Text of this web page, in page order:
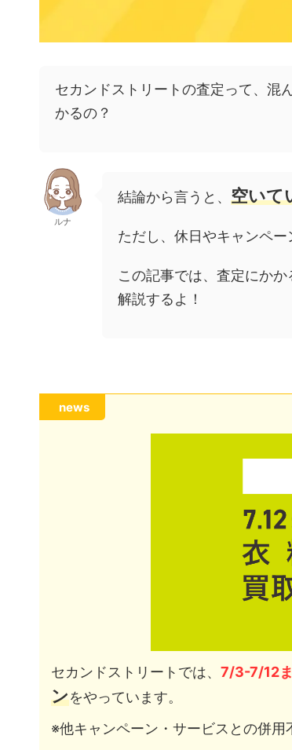
セカンドストリートの査定って、混
かるの？
ルナ
結論から言うと、 空いて
ただし、休日やキャンペー
この記事では、査定にかか
解説するよ！
news
セカンドストリートでは、 7/3-7/12
ンをやっています。
※他キャンペーン・サービスとの併